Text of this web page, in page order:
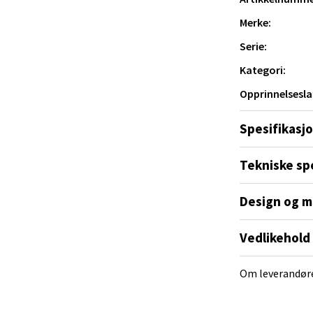
Merke:
Serie:
Kategori:
Tekniske
Design og
Om